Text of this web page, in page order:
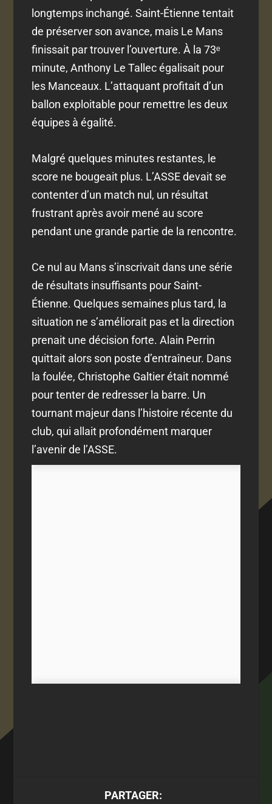
longtemps inchangé. Saint-Étienne tentait
de préserver son avance, mais Le Mans
finissait par trouver l’ouverture. À la 73ᵉ
minute, Anthony Le Tallec égalisait pour
les Manceaux. L’attaquant profitait d’un
ballon exploitable pour remettre les deux
équipes à égalité.
Malgré quelques minutes restantes, le
score ne bougeait plus. L’ASSE devait se
contenter d’un match nul, un résultat
frustrant après avoir mené au score
pendant une grande partie de la rencontre.
Ce nul au Mans s’inscrivait dans une série
de résultats insuffisants pour Saint-
Étienne. Quelques semaines plus tard, la
situation ne s’améliorait pas et la direction
prenait une décision forte. Alain Perrin
quittait alors son poste d’entraîneur. Dans
la foulée, Christophe Galtier était nommé
pour tenter de redresser la barre. Un
tournant majeur dans l’histoire récente du
club, qui allait profondément marquer
l’avenir de l’ASSE.
PARTAGER: